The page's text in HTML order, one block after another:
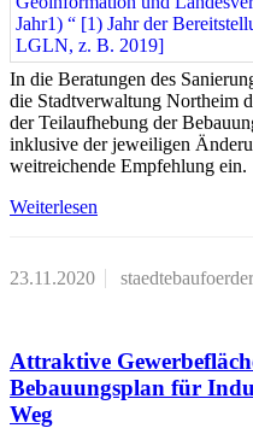
In die Beratungen des
die Stadtverwaltung Northeim
der Teilaufhebung der
inklusive der jeweiligen
weitreichende Empfehlung ein.
Weiterlesen
23.11.2020
Attraktive
Bebauungsplan für
Weg